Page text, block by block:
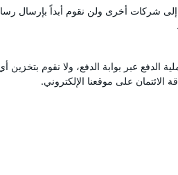
إلى شركات أخرى ولن نقوم أبداً بإرسال
الدفع عبر بوابة الدفع، ولا نقوم بتخزين
الائتمان على موقعنا الإلكتروني.